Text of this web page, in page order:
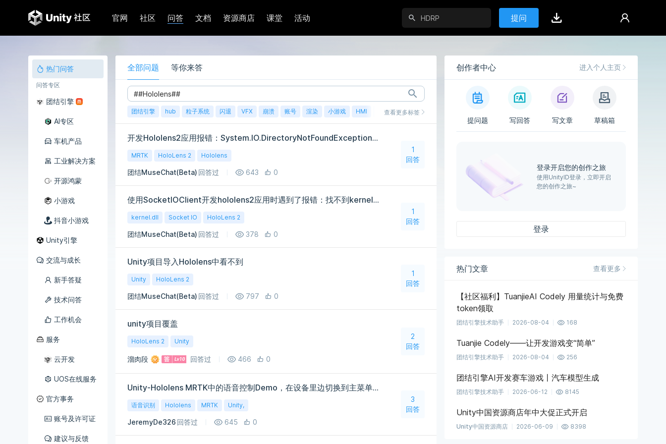
官网 社区 问答 文档 资源商店 课堂 活动 提问
热门问答
问答专区
团结引擎
AI专区
车机产品
工业解决方案
开源鸿蒙
小游戏
抖音小游戏
Unity引擎
交流与成长
新手答疑
技术问答
工作机会
服务
云开发
UOS在线服务
官方事务
账号及许可证
建议与反馈
全部问题 等你来答
团结引擎 hub 粒子系统 闪退 VFX 崩溃 账号 渲染 小游戏 HMI 鸿蒙查看更多标签
开发Hololens2应用报错：System.IO.DirectoryNotFoundException: Could not find a part of the path
MRTK HoloLens 2 Hololens
团结MuseChat(Beta) 回答过 643 0
1
回答
使用SocketIOClient开发hololens2应用时遇到了报错：找不到kernel32.dll
kernel.dll Socket IO HoloLens 2
团结MuseChat(Beta) 回答过 378 0
1
回答
Unity项目导入Hololens中看不到
Unity HoloLens 2
团结MuseChat(Beta) 回答过 797 0
1
回答
unity项目覆盖
HoloLens 2 Unity
溜肉段 回答过 466 0
2
回答
Unity-Hololens MRTK中的语音控制Demo，在设备里边切换到主菜单，继而在从后台再点进的程序，语音识别就失效了呢？
语音识别 Hololens MRTK Unity,
JeremyDe326 回答过 645 0
3
回答
创作者中心 进入个人主页
提问题 写回答 写文章 草稿箱
登录开启您的创作之旅
使用UnityID登录，立即开启
您的创作之旅~
登录
热门文章 查看更多
【社区福利】TuanjieAI Codely 用量统计与免费
token领取
团结引擎技术助手 2026-08-04 168
Tuanjie Codely——让开发游戏变“简单”
团结引擎技术助手 2026-08-04 256
团结引擎AI开发赛车游戏丨汽车模型生成
团结引擎技术助手 2026-06-12 8145
Unity中国资源商店年中大促正式开启
Unity中国资源商店 2026-06-09 8398